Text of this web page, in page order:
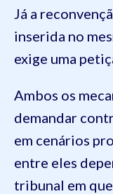
Já a
inserida no
exige uma
Ambos os
demandar
em cenários
entre eles
tribunal em